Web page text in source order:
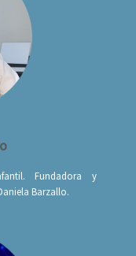
Fundadora y
Barzallo.